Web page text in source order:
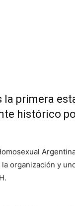
la primera
histórico
organización y